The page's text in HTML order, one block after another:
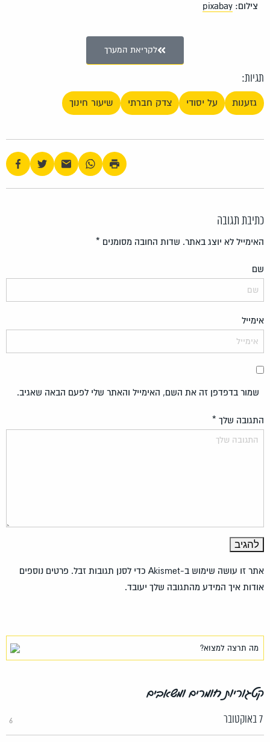
צילום: pixabay
לקריאת המערך
תגיות:
גזענות על יסודי צדק חברתי שיעור חינוך
כתיבת תגובה
האימייל לא יוצג באתר. שדות החובה מסומנים *
שם
אימייל
שמור בדפדפן זה את השם, האימייל והאתר שלי לפעם הבאה שאגיב.
התגובה שלך *
אתר זו עושה שימוש ב-Akismet כדי לסנן תגובות זבל.
פרטים נוספים
אודות איך המידע מהתגובה שלך יעובד.
קטגוריות חומרים ומשאבים
7 באוקטובר 6